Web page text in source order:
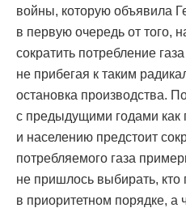
войны, которую объявила
в первую очередь от того,
сократить потребление
не прибегая к таким
остановка производства.
с предыдущими годами как
и населению предстоит
потребляемого газа
не пришлось выбирать, кто
в приоритетном порядке, а